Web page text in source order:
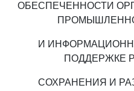
ОБЕСПЕЧЕННОСТИ
И
ПОДДЕРЖКЕ
СОХРАНЕНИЯ И